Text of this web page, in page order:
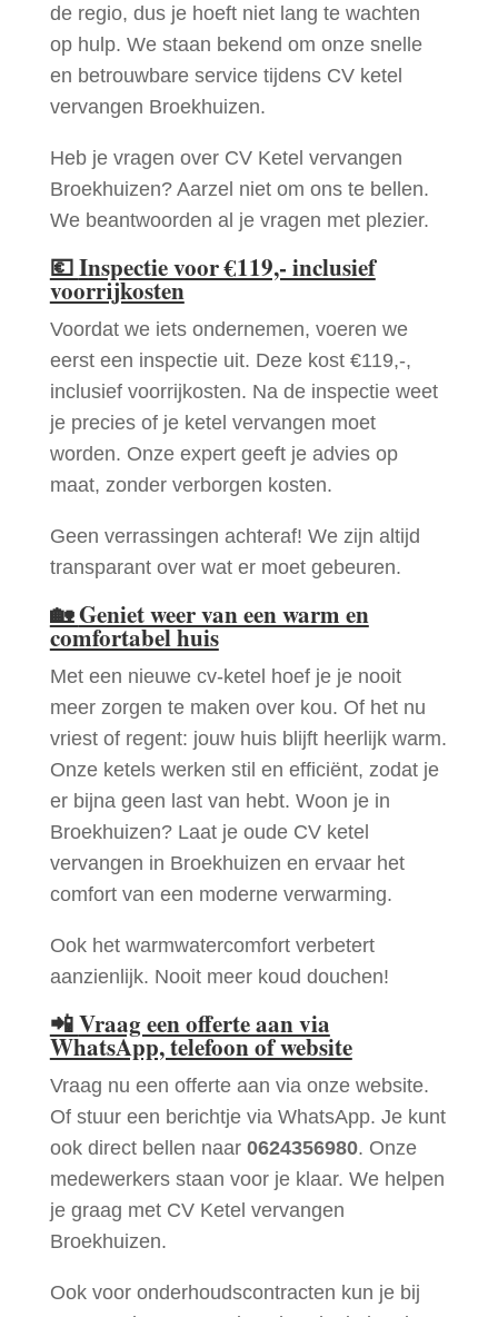
de regio, dus je hoeft niet lang te wachten
op hulp. We staan bekend om onze snelle
en betrouwbare service tijdens CV ketel
vervangen Broekhuizen.
Heb je vragen over CV Ketel vervangen
Broekhuizen? Aarzel niet om ons te bellen.
We beantwoorden al je vragen met plezier.
💶Inspectie voor €119,- inclusief
voorrijkosten
Voordat we iets ondernemen, voeren we
eerst een inspectie uit. Deze kost €119,-,
inclusief voorrijkosten. Na de inspectie weet
je precies of je ketel vervangen moet
worden. Onze expert geeft je advies op
maat, zonder verborgen kosten.
Geen verrassingen achteraf! We zijn altijd
transparant over wat er moet gebeuren.
🏡Geniet weer van een warm en
comfortabel huis
Met een nieuwe cv-ketel hoef je je nooit
meer zorgen te maken over kou. Of het nu
vriest of regent: jouw huis blijft heerlijk warm.
Onze ketels werken stil en efficiënt, zodat je
er bijna geen last van hebt. Woon je in
Broekhuizen? Laat je oude CV ketel
vervangen in Broekhuizen en ervaar het
comfort van een moderne verwarming.
Ook het warmwatercomfort verbetert
aanzienlijk. Nooit meer koud douchen!
📲Vraag een offerte aan via
WhatsApp, telefoon of website
Vraag nu een offerte aan via onze website.
Of stuur een berichtje via WhatsApp. Je kunt
ook direct bellen naar 0624356980. Onze
medewerkers staan voor je klaar. We helpen
je graag met CV Ketel vervangen
Broekhuizen.
Ook voor onderhoudscontracten kun je bij